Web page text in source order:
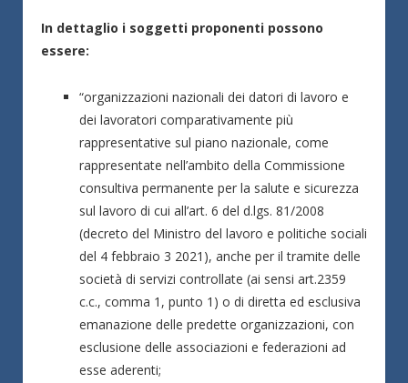
In dettaglio i soggetti proponenti possono
essere:
“organizzazioni nazionali dei datori di lavoro e
dei lavoratori comparativamente più
rappresentative sul piano nazionale, come
rappresentate nell’ambito della Commissione
consultiva permanente per la salute e sicurezza
sul lavoro di cui all’art. 6 del d.lgs. 81/2008
(decreto del Ministro del lavoro e politiche sociali
del 4 febbraio 3 2021), anche per il tramite delle
società di servizi controllate (ai sensi art.2359
c.c., comma 1, punto 1) o di diretta ed esclusiva
emanazione delle predette organizzazioni, con
esclusione delle associazioni e federazioni ad
esse aderenti;